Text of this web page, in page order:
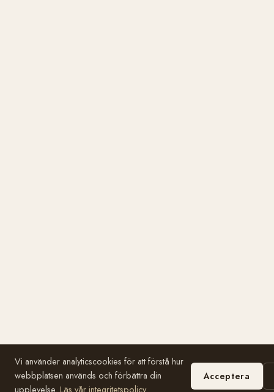
Vi använder analyticscookies för att förstå hur
webbplatsen används och förbättra din
upplevelse. Läs vår integritetspolicy.
Acceptera